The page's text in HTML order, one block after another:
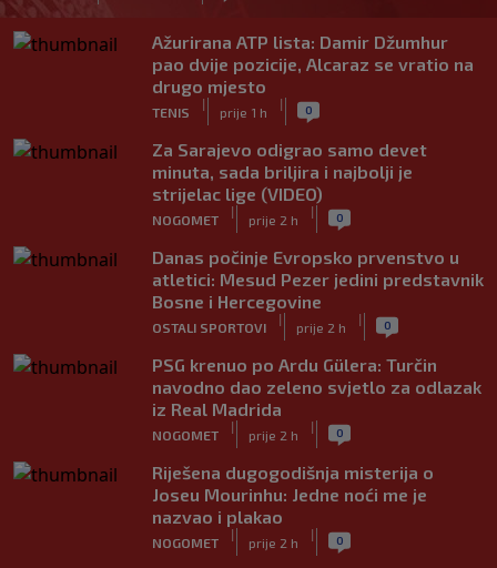
Ažurirana ATP lista: Damir Džumhur
pao dvije pozicije, Alcaraz se vratio na
drugo mjesto
TENIS
|
prije 1 h
| 0
Za Sarajevo odigrao samo devet
minuta, sada briljira i najbolji je
strijelac lige (VIDEO)
NOGOMET
|
prije 2 h
| 0
Danas počinje Evropsko prvenstvo u
atletici: Mesud Pezer jedini predstavnik
Bosne i Hercegovine
OSTALI SPORTOVI
|
prije 2 h
| 0
PSG krenuo po Ardu Gülera: Turčin
navodno dao zeleno svjetlo za odlazak
iz Real Madrida
NOGOMET
|
prije 2 h
| 0
Riješena dugogodišnja misterija o
Joseu Mourinhu: Jedne noći me je
nazvao i plakao
NOGOMET
|
prije 2 h
| 0